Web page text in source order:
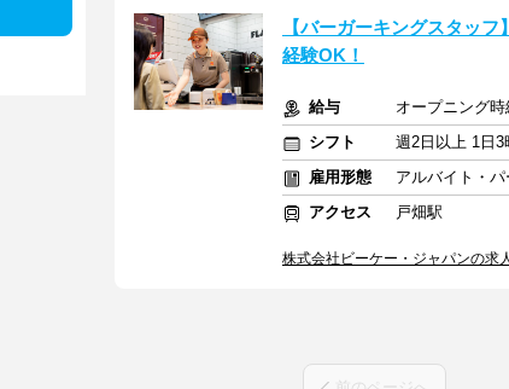
【バーガーキングスタッ
経験OK！
給与
オープニング
シフト
週2日以上 1日
雇用形態
アルバイト・パ
アクセス
戸畑駅
株式会社ビーケー・ジャパンの求